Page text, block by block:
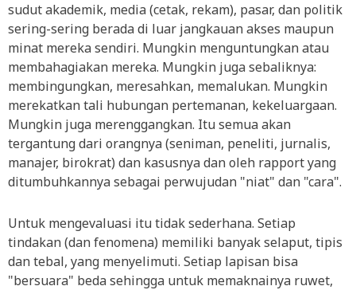
sudut akademik, media (cetak, rekam), pasar, dan politik
sering-sering berada di luar jangkauan akses maupun
minat mereka sendiri. Mungkin menguntungkan atau
membahagiakan mereka. Mungkin juga sebaliknya:
membingungkan, meresahkan, memalukan. Mungkin
merekatkan tali hubungan pertemanan, kekeluargaan.
Mungkin juga merenggangkan. Itu semua akan
tergantung dari orangnya (seniman, peneliti, jurnalis,
manajer, birokrat) dan kasusnya dan oleh rapport yang
ditumbuhkannya sebagai perwujudan "niat" dan "cara".
Untuk mengevaluasi itu tidak sederhana. Setiap
tindakan (dan fenomena) memiliki banyak selaput, tipis
dan tebal, yang menyelimuti. Setiap lapisan bisa
"bersuara" beda sehingga untuk memaknainya ruwet,